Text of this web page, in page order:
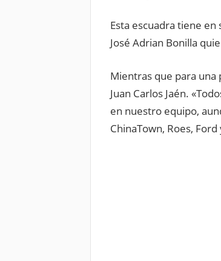
Esta escuadra tiene
José Adrian Bonilla
Mientras que para
Juan Carlos Jaén.
en nuestro equipo,
ChinaTown, Roes,